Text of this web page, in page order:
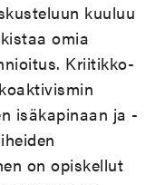
kuuluu
omia
Kriitikko-
isäkapinaan ja -
on opiskellut